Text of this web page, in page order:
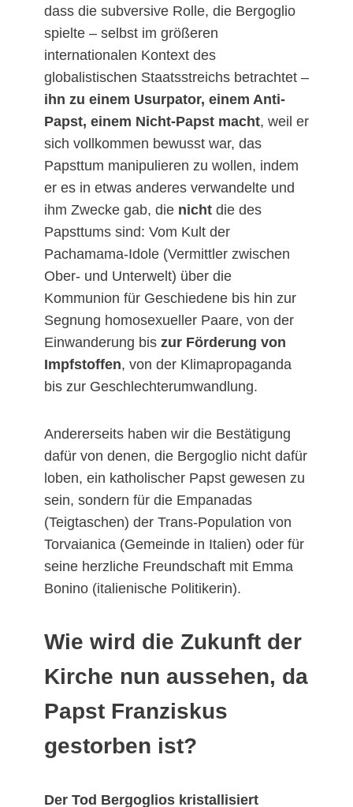
dass die subversive Rolle, die Bergoglio
spielte – selbst im größeren
internationalen Kontext des
globalistischen Staatsstreichs betrachtet –
ihn zu einem Usurpator, einem Anti-
Papst, einem Nicht-Papst macht, weil er
sich vollkommen bewusst war, das
Papsttum manipulieren zu wollen, indem
er es in etwas anderes verwandelte und
ihm Zwecke gab, die nicht die des
Papsttums sind: Vom Kult der
Pachamama-Idole (Vermittler zwischen
Ober- und Unterwelt) über die
Kommunion für Geschiedene bis hin zur
Segnung homosexueller Paare, von der
Einwanderung bis zur Förderung von
Impfstoffen, von der Klimapropaganda
bis zur Geschlechterumwandlung.
Andererseits haben wir die Bestätigung
dafür von denen, die Bergoglio nicht dafür
loben, ein katholischer Papst gewesen zu
sein, sondern für die Empanadas
(Teigtaschen) der Trans-Population von
Torvaianica (Gemeinde in Italien) oder für
seine herzliche Freundschaft mit Emma
Bonino (italienische Politikerin).
Wie wird die Zukunft der
Kirche nun aussehen, da
Papst Franziskus
gestorben ist?
Der Tod Bergoglios kristallisiert